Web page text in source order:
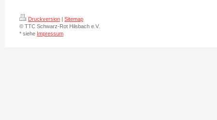
Druckversion | Sitemap
© TTC Schwarz-Rot Hilsbach e.V.
* siehe Impressum